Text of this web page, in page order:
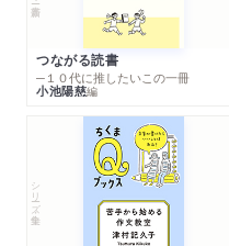
つながる読書
─１０代に推したいこの一冊
小池陽慈編
シリーズ・全集